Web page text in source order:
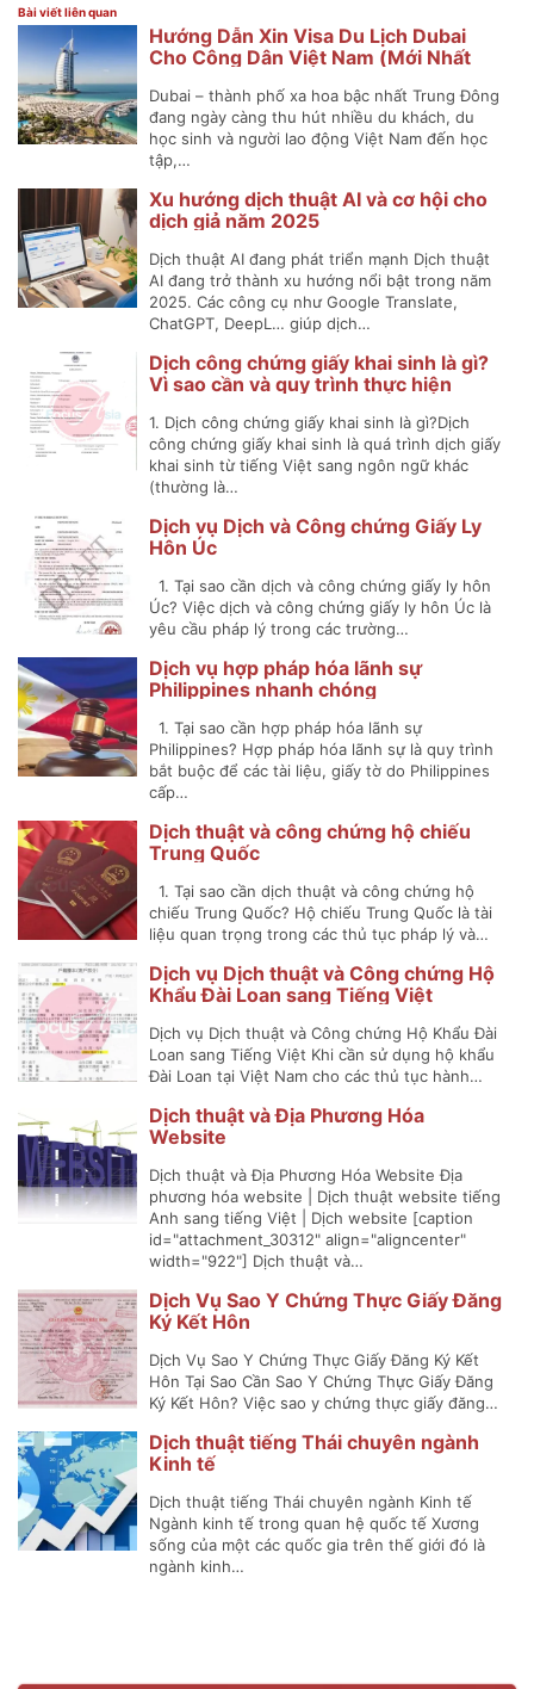
Bài viết liên quan
Hướng Dẫn Xin Visa Du Lịch Dubai
Cho Công Dân Việt Nam (Mới Nhất
Dubai – thành phố xa hoa bậc nhất Trung Đông
đang ngày càng thu hút nhiều du khách, du
học sinh và người lao động Việt Nam đến học
tập,…
Xu hướng dịch thuật AI và cơ hội cho
dịch giả năm 2025
Dịch thuật AI đang phát triển mạnh Dịch thuật
AI đang trở thành xu hướng nổi bật trong năm
2025. Các công cụ như Google Translate,
ChatGPT, DeepL… giúp dịch…
Dịch công chứng giấy khai sinh là gì?
Vì sao cần và quy trình thực hiện
1. Dịch công chứng giấy khai sinh là gì?Dịch
công chứng giấy khai sinh là quá trình dịch giấy
khai sinh từ tiếng Việt sang ngôn ngữ khác
(thường là…
Dịch vụ Dịch và Công chứng Giấy Ly
Hôn Úc
1. Tại sao cần dịch và công chứng giấy ly hôn
Úc? Việc dịch và công chứng giấy ly hôn Úc là
yêu cầu pháp lý trong các trường…
Dịch vụ hợp pháp hóa lãnh sự
Philippines nhanh chóng
1. Tại sao cần hợp pháp hóa lãnh sự
Philippines? Hợp pháp hóa lãnh sự là quy trình
bắt buộc để các tài liệu, giấy tờ do Philippines
cấp…
Dịch thuật và công chứng hộ chiếu
Trung Quốc
1. Tại sao cần dịch thuật và công chứng hộ
chiếu Trung Quốc? Hộ chiếu Trung Quốc là tài
liệu quan trọng trong các thủ tục pháp lý và…
Dịch vụ Dịch thuật và Công chứng Hộ
Khẩu Đài Loan sang Tiếng Việt
Dịch vụ Dịch thuật và Công chứng Hộ Khẩu Đài
Loan sang Tiếng Việt Khi cần sử dụng hộ khẩu
Đài Loan tại Việt Nam cho các thủ tục hành…
Dịch thuật và Địa Phương Hóa
Website
Dịch thuật và Địa Phương Hóa Website Địa
phương hóa website | Dịch thuật website tiếng
Anh sang tiếng Việt | Dịch website [caption
id="attachment_30312" align="aligncenter"
width="922"] Dịch thuật và…
Dịch Vụ Sao Y Chứng Thực Giấy Đăng
Ký Kết Hôn
Dịch Vụ Sao Y Chứng Thực Giấy Đăng Ký Kết
Hôn Tại Sao Cần Sao Y Chứng Thực Giấy Đăng
Ký Kết Hôn? Việc sao y chứng thực giấy đăng…
Dịch thuật tiếng Thái chuyên ngành
Kinh tế
Dịch thuật tiếng Thái chuyên ngành Kinh tế
Ngành kinh tế trong quan hệ quốc tế Xương
sống của một các quốc gia trên thế giới đó là
ngành kinh…